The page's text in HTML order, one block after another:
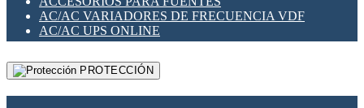
VIGILANCIA IP (CCTV)
MESHTASTIC
AC/AC VARIADORES DE FRECUENCIA VDF
AC/AC UPS ONLINE
PROTECCIÓN